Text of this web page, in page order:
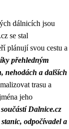
dálnicích jsou
se stal
plánují svou cestu a
přehledným
nehodách a dalších
trasu a
jeho
Dalnice.cz
odpočívadel a